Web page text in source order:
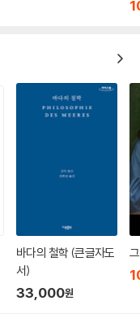
바다의 철학 (큰글자도
서)
33,000원